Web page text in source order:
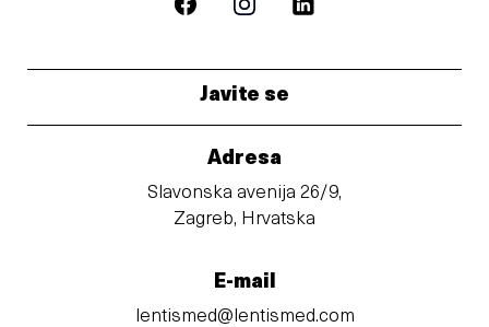
Javite se
Adresa
Slavonska avenija 26/9,
Zagreb, Hrvatska
E-mail
lentismed@lentismed.com